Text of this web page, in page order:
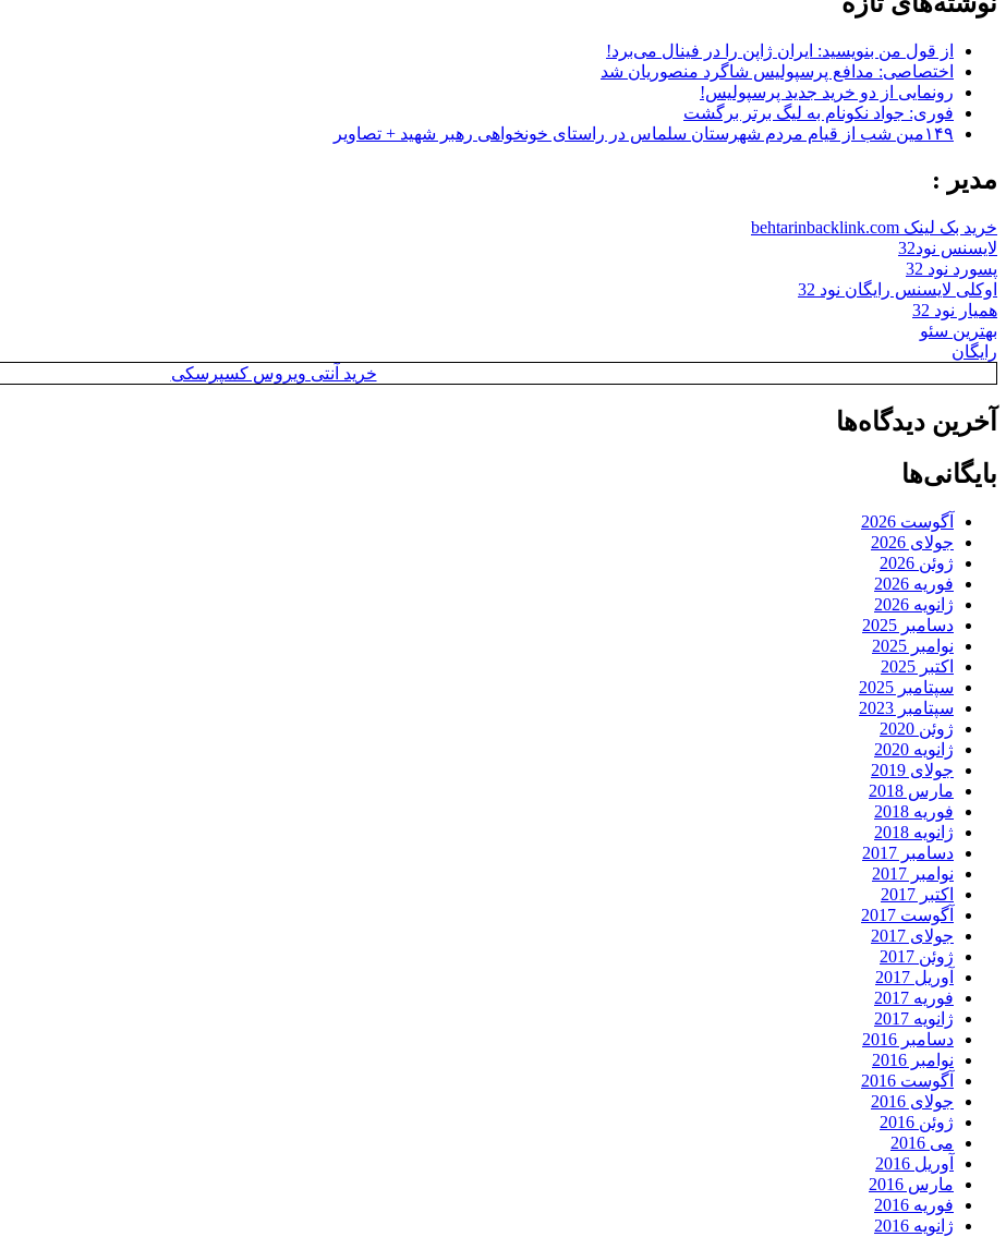
از قول من بنویسید: ایران ژاپن را در فینال می‌برد!
اختصاصی: مدافع پرسپولیس شاگرد منصوریان شد
رونمایی از دو خرید جدید پرسپولیس!
فوری: جواد نکونام به لیگ برتر برگشت
۱۴۹مین شب از قیام مردم شهرستان سلماس در راستای خونخواهی رهبر شهید + تصاویر
مدیر :
خرید بک لینک behtarinbacklink.com
لایسنس نود32
پسورد نود 32
اوکلی لایسنس رایگان نود 32
همیار نود 32
بهترین سئو
رایگان
خرید آنتی ویروس کسپرسکی
آخرین دیدگاه‌ها
بایگانی‌ها
آگوست 2026
جولای 2026
ژوئن 2026
فوریه 2026
ژانویه 2026
دسامبر 2025
نوامبر 2025
اکتبر 2025
سپتامبر 2025
سپتامبر 2023
ژوئن 2020
ژانویه 2020
جولای 2019
مارس 2018
فوریه 2018
ژانویه 2018
دسامبر 2017
نوامبر 2017
اکتبر 2017
آگوست 2017
جولای 2017
ژوئن 2017
آوریل 2017
فوریه 2017
ژانویه 2017
دسامبر 2016
نوامبر 2016
آگوست 2016
جولای 2016
ژوئن 2016
می 2016
آوریل 2016
مارس 2016
فوریه 2016
ژانویه 2016